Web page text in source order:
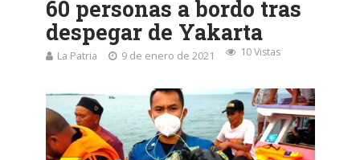
60 personas a bordo tras
despegar de Yakarta
La Patria 9 de enero de 2021 10 Vistas